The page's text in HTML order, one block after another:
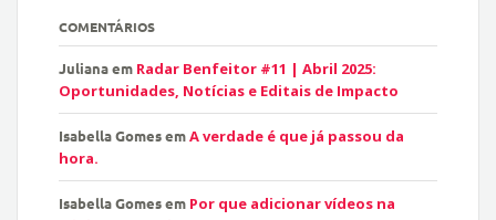
COMENTÁRIOS
Julianaem Radar Benfeitor #11 | Abril 2025:
Oportunidades, Notícias e Editais de Impacto
Isabella GomesemA verdade é que já passou da
hora.
Isabella Gomesem Por que adicionar vídeos na